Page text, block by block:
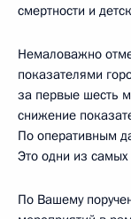
смертности и
Немаловажно
показателями
за первые шесть
снижение
По оперативным
Это одни из
По Вашему